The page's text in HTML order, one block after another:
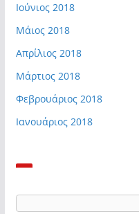
Ιούνιος 2018
Μάιος 2018
Απρίλιος 2018
Μάρτιος 2018
Φεβρουάριος 2018
Ιανουάριος 2018